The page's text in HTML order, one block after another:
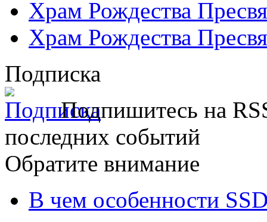
Храм Рождества
Храм Рождества
Подписка
Подпишитесь на
последних событий
Обратите внимание
В чем особенности